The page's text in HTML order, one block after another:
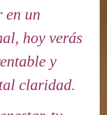
en un
hoy verás
y
claridad.